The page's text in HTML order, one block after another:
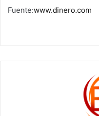
Fuente:www.dinero.com